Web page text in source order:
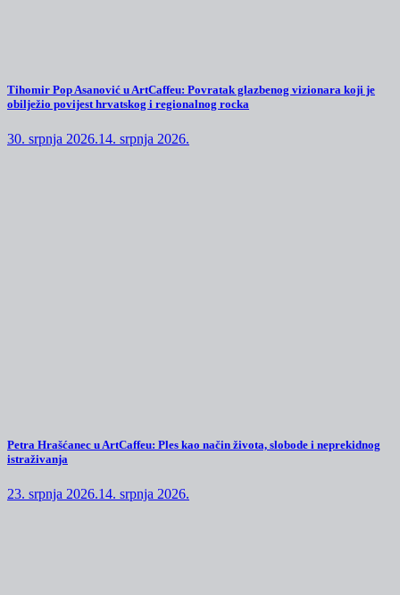
Tihomir Pop Asanović u ArtCaffeu: Povratak glazbenog vizionara koji je
obilježio povijest hrvatskog i regionalnog rocka
30. srpnja 2026.14. srpnja 2026.
Petra Hrašćanec u ArtCaffeu: Ples kao način života, slobode i neprekidnog
istraživanja
23. srpnja 2026.14. srpnja 2026.